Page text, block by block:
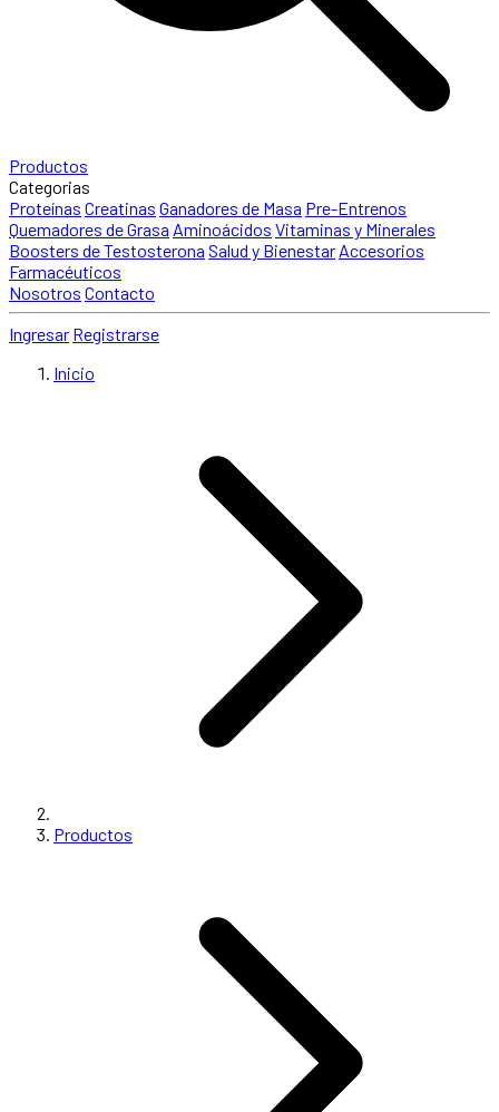
Productos
Categorias
Proteínas Creatinas Ganadores de Masa Pre-Entrenos
Quemadores de Grasa Aminoácidos Vitaminas y Minerales
Boosters de Testosterona Salud y Bienestar Accesorios
Farmacéuticos
Nosotros Contacto
Ingresar Registrarse
Inicio
Productos